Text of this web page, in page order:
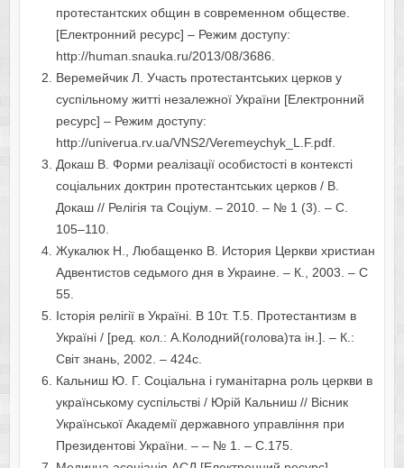
протестантских общин в современном обществе.
[Електронний ресурс] – Режим доступу:
http://human.snauka.ru/2013/08/3686.
Веремейчик Л. Участь протестантських церков у
суспільному житті незалежної України [Електронний
ресурс] – Режим доступу:
http://univerua.rv.ua/VNS2/Veremeychyk_L.F.pdf.
Докаш В. Форми реалізації особистості в контексті
соціальних доктрин протестантських церков / В.
Докаш // Релігія та Соціум. – 2010. – № 1 (3). – С.
105–110.
Жукалюк Н., Любащенко В. История Церкви христиан
Адвентистов седьмого дня в Украине. – К., 2003. – С
55.
Історія релігії в Україні. В 10т. Т.5. Протестантизм в
Україні / [ред. кол.: А.Колодний(голова)та ін.]. – К.:
Світ знань, 2002. – 424с.
Кальниш Ю. Г. Соціальна і гуманітарна роль церкви в
українському суспільстві / Юрій Кальниш // Вісник
Української Академії державного управління при
Президентові України. – – № 1. – С.175.